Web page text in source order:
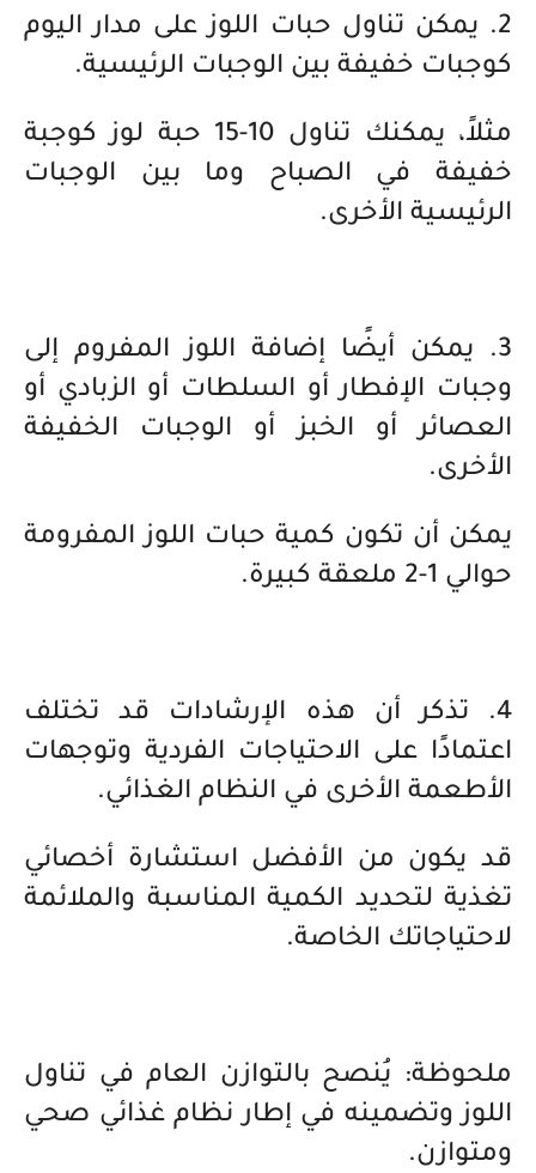
2. يمكن تناول حبات اللوز على مدار اليوم
كوجبات خفيفة بين الوجبات الرئيسية.
مثلاً، يمكنك تناول 10-15 حبة لوز كوجبة
خفيفة في الصباح وما بين الوجبات
الرئيسية الأخرى.
3. يمكن أيضًا إضافة اللوز المفروم إلى
وجبات الإفطار أو السلطات أو الزبادي أو
العصائر أو الخبز أو الوجبات الخفيفة
الأخرى.
يمكن أن تكون كمية حبات اللوز المفرومة
حوالي 1-2 ملعقة كبيرة.
4. تذكر أن هذه الإرشادات قد تختلف
اعتمادًا على الاحتياجات الفردية وتوجهات
الأطعمة الأخرى في النظام الغذائي.
قد يكون من الأفضل استشارة أخصائي
تغذية لتحديد الكمية المناسبة والملائمة
لاحتياجاتك الخاصة.
ملحوظة: يُنصح بالتوازن العام في تناول
اللوز وتضمينه في إطار نظام غذائي صحي
ومتوازن.